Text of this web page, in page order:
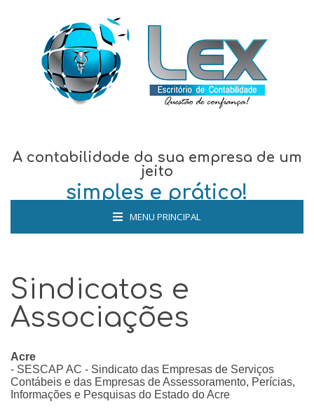
A contabilidade da sua empresa de um
jeito
simples e prático!
MENU PRINCIPAL
Sindicatos e
Associações
Acre
- SESCAP AC - Sindicato das Empresas de Serviços
Contábeis e das Empresas de Assessoramento, Perícias,
Informações e Pesquisas do Estado do Acre